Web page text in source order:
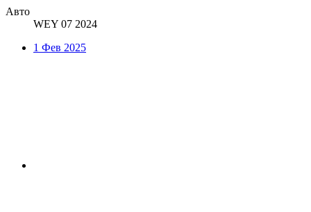
Авто
WEY 07 2024
1 Фев 2025